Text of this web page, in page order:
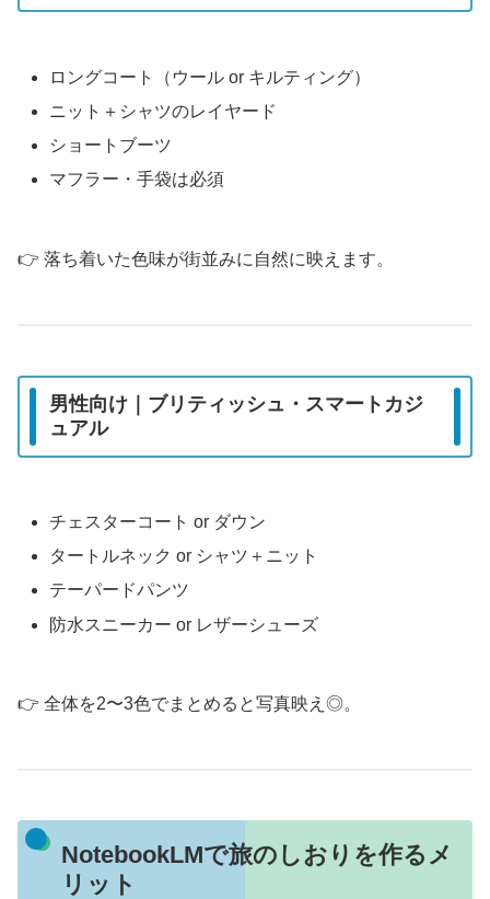
ロングコート（ウール or キルティング）
ニット＋シャツのレイヤード
ショートブーツ
マフラー・手袋は必須
👉 落ち着いた色味が街並みに自然に映えます。
男性向け｜ブリティッシュ・スマートカジ
ュアル
チェスターコート or ダウン
タートルネック or シャツ＋ニット
テーパードパンツ
防水スニーカー or レザーシューズ
👉 全体を2〜3色でまとめると写真映え◎。
NotebookLMで旅のしおりを作るメ
リット